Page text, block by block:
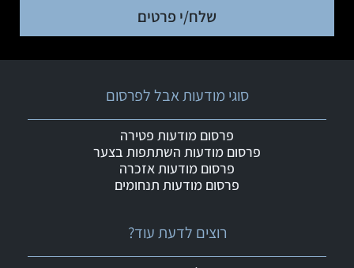
שלח/י פרטים
רוצים לדעת עוד?
סוגי מודעות אבל לפרסום
פרסום מודעות פטירה
פרסום מודעות השתתפות בצער
פרסום מודעות אזכרה
פרסום מודעות תנחומים